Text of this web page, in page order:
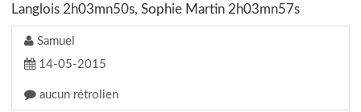
Langlois 2h03mn50s, Sophie Martin 2h03mn57s
Samuel
14-05-2015
aucun rétrolien